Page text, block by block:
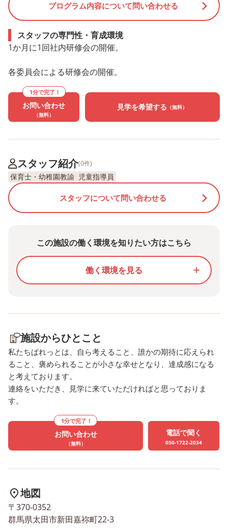
プログラム内容について問い合わせる
スタッフの専門性・育成環境
1か月に1回社内研修会の開催。
各委員会による研修会の開催。
1分で完了！
お問い合わせ
（無料）
見学を希望する （無料）
スタッフ紹介(0件)
保育士・幼稚園教諭 児童指導員
スタッフについて問い合わせる
この施設の働く環境を知りたい方はこちら
働く環境を見る add
施設からひとこと
私たちぱれっとは、自ら考えること、誰かの期待に応えられ
ること、褒められることが小さな幸せとなり、達成感になる
と考えております。
連絡をいただき、見学に来ていただければと思っておりま
す。
1分で完了！
お問い合わせ
（無料）
電話で聞く
050-1722-2034
地図
〒370-0352
群馬県太田市新田嘉祢町22-3